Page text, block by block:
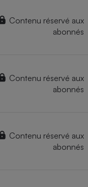
Contenu réservé aux
abonnés
Contenu réservé aux
abonnés
Contenu réservé aux
abonnés